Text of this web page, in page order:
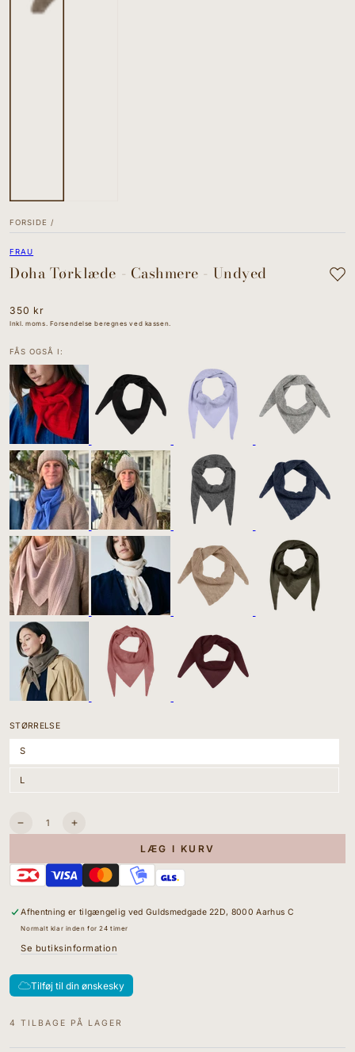
FORSIDE /
FRAU
Doha Tørklæde - Cashmere - Undyed
Normal
pris
350 kr
Inkl. moms. Forsendelse beregnes ved kassen.
FÅS OGSÅ I:
STØRRELSE
S
Variant
udsolgt
ikke
L
Variant
tilgængelig
Antal
Sænk
Doha
Tørklæde
-
Undyed
I18n
interpolation
value
&quot;Øg
mængden
for
{{
}}&quot;
LÆG I KURV
Afhentning er tilgængelig ved Guldsmedgade 22D, 8000 Aarhus C
Normalt klar inden for 24 timer
Se butiksinformation
Tilføj til din ønskesky
4 TILBAGE PÅ LAGER